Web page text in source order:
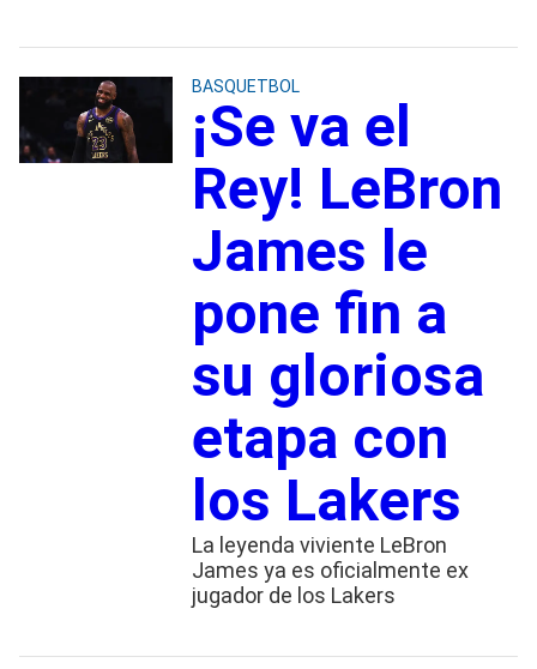
BASQUETBOL
¡Se va el
Rey! LeBron
James le
pone fin a
su gloriosa
etapa con
los Lakers
La leyenda viviente LeBron
James ya es oficialmente ex
jugador de los Lakers